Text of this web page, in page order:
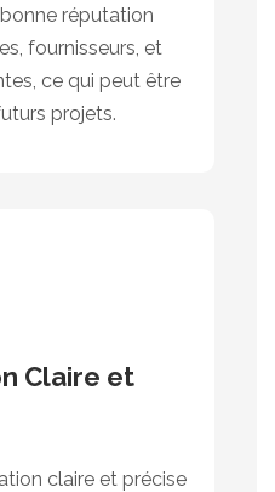
réputation
fournisseurs, et
ce qui peut être
projets.
Claire et
claire et précise